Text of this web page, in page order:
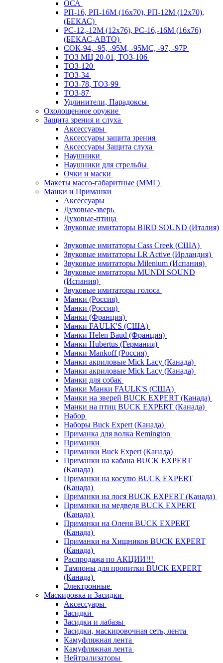
ОСА
РП-16, РП-16М (16х70), РП-12М (12х70),
(БЕКАС)
РС-12,-12М (12х76), РС-16,-16М (16х76)
(БЕКАС-АВТО)
СОК-94, -95, -95М, -95МС, -97, -97Р
ТОЗ МЦ 20-01, ТОЗ-106
ТОЗ-120
ТОЗ-34
ТОЗ-78, ТОЗ-99
ТОЗ-87
Удлинители, Парадоксы
Охолощенное оружие
Защита зрения и слуха
Аксессуары
Аксессуары защита зрения
Аксессуары Защита слуха
Наушники
Наушники для стрельбы
Очки и маски
Макеты массо-габаритные (ММГ)
Манки и Приманки
Аксессуары
Духовые-зверь
Духовые-птица
Звуковые имитаторы BIRD SOUND (Италия)
Звуковые имитаторы Cass Creek (США)
Звуковые имитаторы LR Active (Ирландия)
Звуковые имитаторы Milenium (Испания)
Звуковые имитаторы MUNDI SOUND
(Испания)
Звуковые имитаторы голоса
Манки (Россия)
Манки (Россия)
Манки (Франция)
Манки FAULK'S (США)
Манки Helen Baud (Франция)
Манки Hubertus (Германия)
Манки Mankoff (Россия)
Манки акриловые Mick Lacy (Канада)
Манки акриловые Mick Lacy (Канада)
Манки для собак
Манки Манки FAULK'S (США)
Манки на зверей BUCK EXPERT (Канада)
Манки на птиц BUCK EXPERT (Канада)
Набор
Наборы Buck Expert (Канада)
Приманка для волка Remington
Приманки
Приманки Buck Expert (Канада)
Приманки на кабана BUCK EXPERT
(Канада)
Приманки на косулю BUCK EXPERT
(Канада)
Приманки на лося BUCK EXPERT (Канада)
Приманки на медведя BUCK EXPERT
(Канада)
Приманки на Оленя BUCK EXPERT
(Канада)
Приманки на Хищников BUCK EXPERT
(Канада)
Распродажа по АКЦИИ!!!
Тампоны для пропитки BUCK EXPERT
(Канада)
Электронные
Маскировка и Засидки
Аксессуары
Засидки
Засидки и лабазы
Засидки, маскировочная сеть, лента
Камуфляжная лента
Камуфляжная лента
Нейтрализаторы